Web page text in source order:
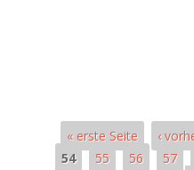
« erste Seite ‹
54
55 56 57